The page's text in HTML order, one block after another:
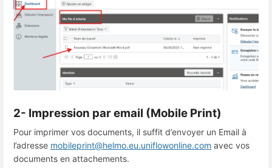
2- Impression par email (Mobile Print)
Pour imprimer vos documents, il suffit d’envoyer un Email à
l’adresse mobileprint@helmo.eu.uniflowonline.com avec vos
documents en attachements.